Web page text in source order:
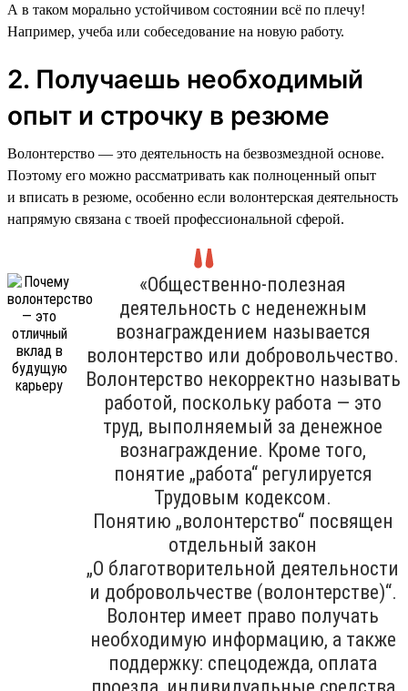
А в таком морально устойчивом состоянии всё по плечу!
Например, учеба или собеседование на новую работу.
2. Получаешь необходимый
опыт и строчку в резюме
Волонтерство — это деятельность на безвозмездной основе.
Поэтому его можно рассматривать как полноценный опыт
и вписать в резюме, особенно если волонтерская деятельность
напрямую связана с твоей профессиональной сферой.
«Общественно-полезная
деятельность с неденежным
вознаграждением называется
волонтерство или добровольчество.
Волонтерство некорректно называть
работой, поскольку работа — это
труд, выполняемый за денежное
вознаграждение. Кроме того,
понятие „работа“ регулируется
Трудовым кодексом.
Понятию „волонтерство“ посвящен
отдельный закон
„О благотворительной деятельности
и добровольчестве (волонтерстве)“.
Волонтер имеет право получать
необходимую информацию, а также
поддержку: спецодежда, оплата